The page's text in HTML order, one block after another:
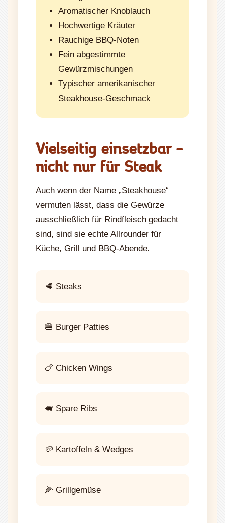
Aromatischer Knoblauch
Hochwertige Kräuter
Rauchige BBQ-Noten
Fein abgestimmte
Gewürzmischungen
Typischer amerikanischer
Steakhouse-Geschmack
Vielseitig einsetzbar –
nicht nur für Steak
Auch wenn der Name „Steakhouse“
vermuten lässt, dass die Gewürze
ausschließlich für Rindfleisch gedacht
sind, sind sie echte Allrounder für
Küche, Grill und BBQ-Abende.
🥩 Steaks
🍔 Burger Patties
🍗 Chicken Wings
🐖 Spare Ribs
🥔 Kartoffeln & Wedges
🌽 Grillgemüse